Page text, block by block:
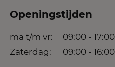
Openingstijden
ma t/m vr:
09:00 - 17:00
Zaterdag:
09:00 - 16:00